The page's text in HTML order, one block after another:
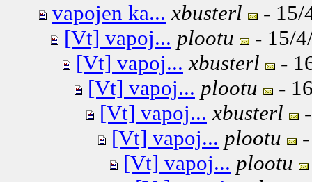
vapojen ka... xbusterl
- 15/
[Vt] vapoj... plootu
- 15/
[Vt] vapoj... xbusterl
-
[Vt] vapoj... plootu
-
[Vt] vapoj... xbusterl
[Vt] vapoj... plootu
[Vt] vapoj... plootu